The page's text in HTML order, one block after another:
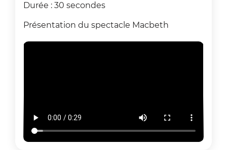
Durée : 30 secondes
Présentation du spectacle Macbeth